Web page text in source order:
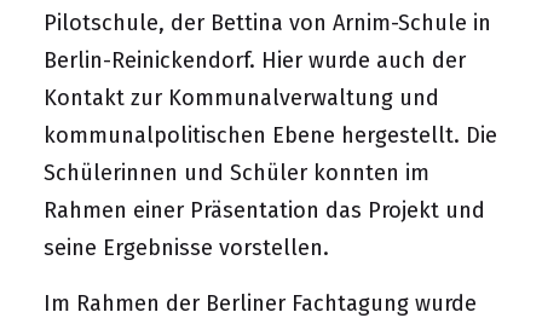
Pilotschule, der Bettina von Arnim-Schule in
Berlin-Reinickendorf. Hier wurde auch der
Kontakt zur Kommunalverwaltung und
kommunalpolitischen Ebene hergestellt. Die
Schülerinnen und Schüler konnten im
Rahmen einer Präsentation das Projekt und
seine Ergebnisse vorstellen.
Im Rahmen der Berliner Fachtagung wurde